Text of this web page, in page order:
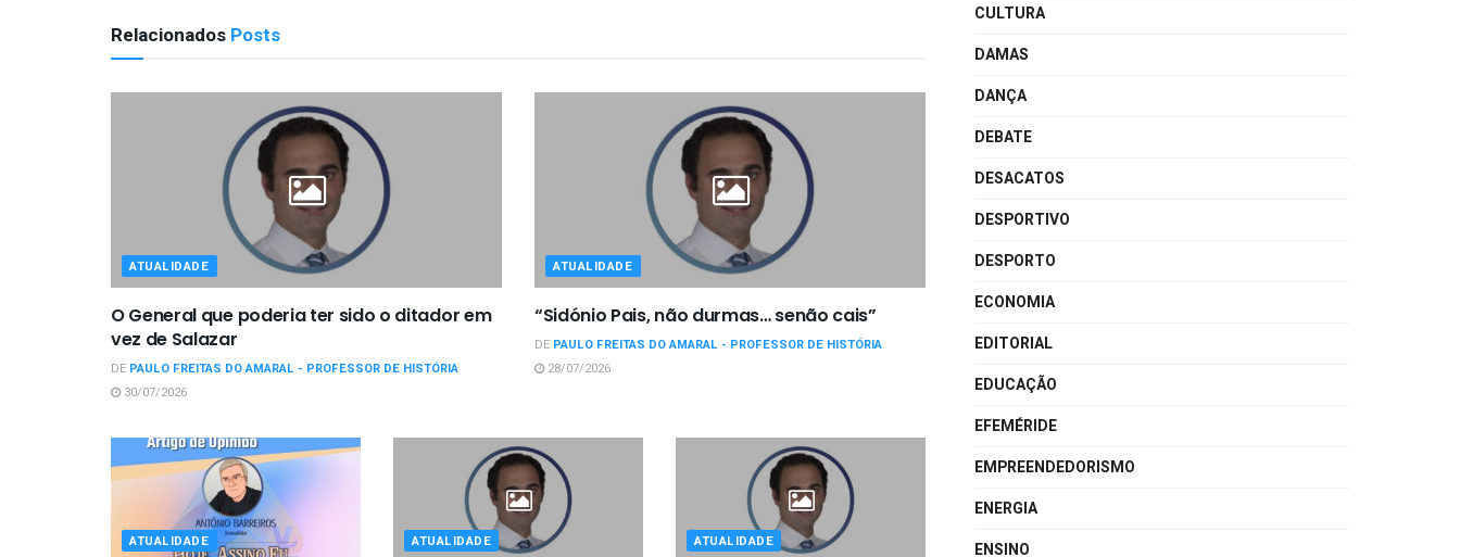
Relacionados Posts
ATUALIDADE
O General que poderia ter sido o ditador em
vez de Salazar
DE PAULO FREITAS DO AMARAL - PROFESSOR DE HISTÓRIA
30/07/2026
ATUALIDADE
“Sidónio Pais, não durmas… senão cais”
DE PAULO FREITAS DO AMARAL - PROFESSOR DE HISTÓRIA
28/07/2026
ATUALIDADE ATUALIDADE ATUALIDADE
CULTURA
DAMAS
DANÇA
DEBATE
DESACATOS
DESPORTIVO
DESPORTO
ECONOMIA
EDITORIAL
EDUCAÇÃO
EFEMÉRIDE
EMPREENDEDORISMO
ENERGIA
ENSINO